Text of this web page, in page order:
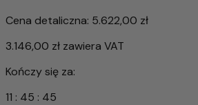
Cena detaliczna: 5.622,00 zł
3.146,00 zł zawiera VAT
Kończy się za:
11 : 45 : 42